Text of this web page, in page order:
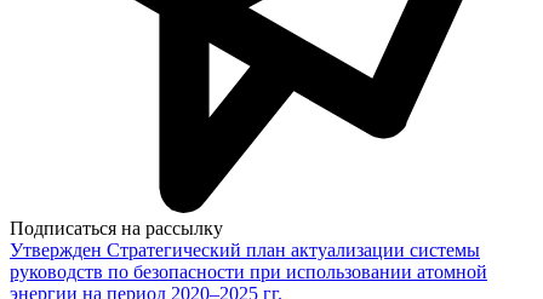
Подписаться на рассылку
Утвержден Стратегический план актуализации системы
руководств по безопасности при использовании атомной
энергии на период 2020–2025 гг.